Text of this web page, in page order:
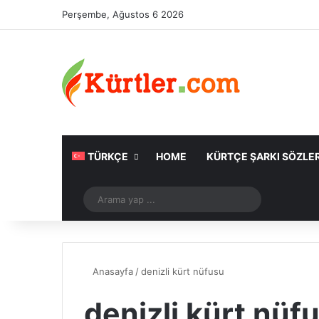
Perşembe, Ağustos 6 2026
TÜRKÇE HOME KÜRTÇE ŞARKI
Rastgele Makale
yap
Anasayfa /denizli kürt nüfusu